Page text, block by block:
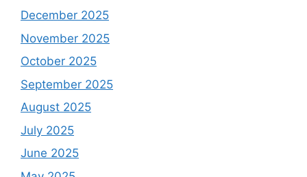
December 2025
November 2025
October 2025
September 2025
August 2025
July 2025
June 2025